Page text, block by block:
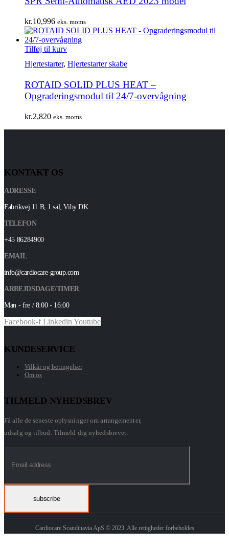
kr.10,996 eks. moms
Tilføj til kurv
Hjertestarter, Hjertestarter skabe
ROTAID SOLID PLUS HEAT –
Opgraderingsmodul til 24/7-overvågning
kr.2,820 eks. moms
KONTAKT OS
ADRESSE
Fabrikvej 11 B, 1 sal, Viby DK
TELEFON
+45 86284900
EMAIL
info@cardiocare-group.com
ARBEJDSDAGE/TIMER
Man - fre / 8:00 - 16:00
Facebook-f Linkedin Youtube
KUNDESERVICE
Vilkår og betingelser
Om os
TILMELD NYHEDSBREV
Få alle de seneste oplysninger om arrangementer,
udsalg og tilbud. Tilmeld dig nyhedsbrevet:
Cardiocare Scandinavia ApS © 2023. Alle rettigheder forbeholdes